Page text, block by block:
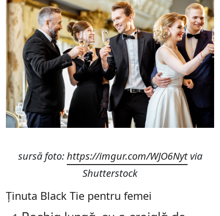
sursă foto:https://imgur.com/WJO6Nytvia
Shutterstock
Ținuta Black Tie pentru femei